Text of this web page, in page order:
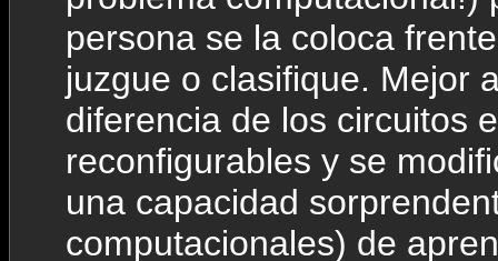
persona se la coloca
juzgue o clasifique. Mejor
diferencia de los circuitos
reconfigurables y se
una capacidad
computacionales) de